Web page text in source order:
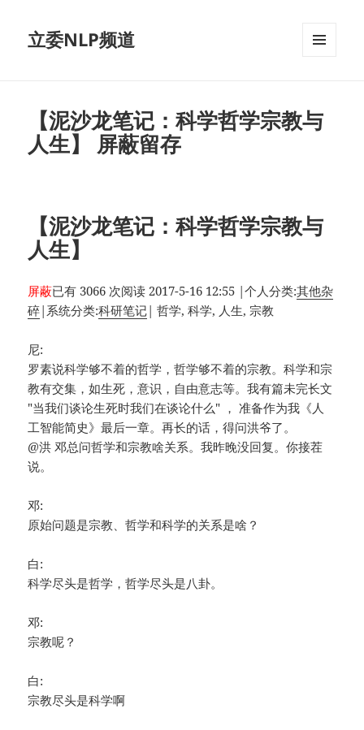
立委NLP频道
【泥沙龙笔记：科学哲学宗教与
人生】 屏蔽留存
【泥沙龙笔记：科学哲学宗教与
人生】
屏蔽已有 3066 次阅读 2017-5-16 12:55 |个人分类:其他杂
碎| 系统分类:科研笔记| 哲学, 科学, 人生, 宗教
尼:
罗素说科学够不着的哲学，哲学够不着的宗教。科学和宗
教有交集，如生死，意识，自由意志等。我有篇未完长文
"当我们谈论生死时我们在谈论什么" ， 准备作为我《人
工智能简史》最后一章。再长的话，得问洪爷了。
@洪 邓总问哲学和宗教啥关系。我昨晚没回复。你接茬
说。
邓:
原始问题是宗教、哲学和科学的关系是啥？
白:
科学尽头是哲学，哲学尽头是八卦。
邓:
宗教呢？
白:
宗教尽头是科学啊